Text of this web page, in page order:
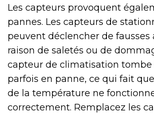
Les capteurs provoquent
pannes. Les capteurs de
peuvent déclencher de fausses
raison de saletés ou de
capteur de climatisation tombe
parfois en panne, ce qui fait
de la température ne
correctement. Remplacez les